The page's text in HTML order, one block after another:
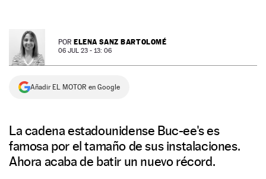
SERVICIOS
NEWSLETTER
SÍGUENOS
POR ELENA SANZ BARTOLOMÉ
06 JUL 23 - 13: 06
Añadir EL MOTOR en Google
La cadena estadounidense Buc-ee's es
famosa por el tamaño de sus instalaciones.
Ahora acaba de batir un nuevo récord.